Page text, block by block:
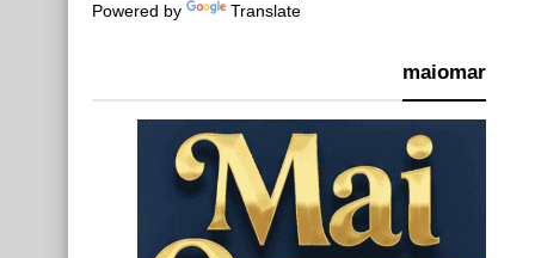
Powered by Translate
maiomar